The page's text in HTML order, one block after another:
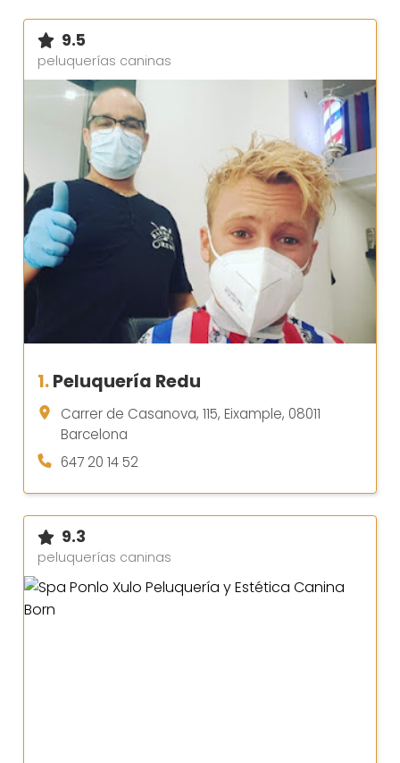
9.5
peluquerías caninas
1.Peluquería Redu
Carrer de Casanova, 115, Eixample, 08011
Barcelona
647 20 14 52
9.3
peluquerías caninas